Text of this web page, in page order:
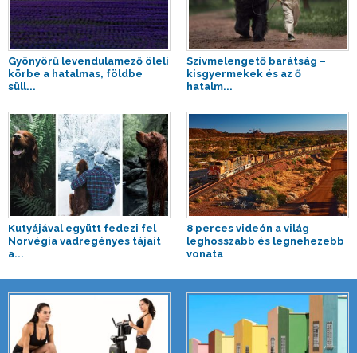
Gyönyörű levendulamező öleli
körbe a hatalmas, földbe
süll...
Szívmelengető barátság –
kisgyermekek és az ő
hatalm...
Kutyájával együtt fedezi fel
Norvégia vadregényes tájait
a...
8 perces videón a világ
leghosszabb és legnehezebb
vonata